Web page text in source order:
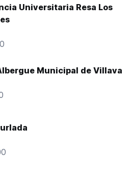
Universitaria Resa Los
Municipal de Villava